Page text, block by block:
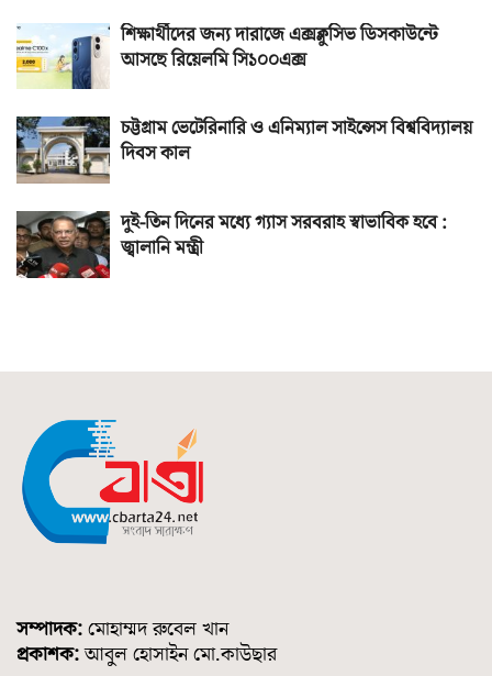
শিক্ষার্থীদের জন্য দারাজে এক্সক্লুসিভ ডিসকাউন্টে
আসছে রিয়েলমি সি১০০এক্স
চট্টগ্রাম ভেটেরিনারি ও এনিম্যাল সাইন্সেস বিশ্ববিদ্যালয়
দিবস কাল
দুই-তিন দিনের মধ্যে গ্যাস সরবরাহ স্বাভাবিক হবে :
জ্বালানি মন্ত্রী
সম্পাদক: মোহাম্মদ রুবেল খান
প্রকাশক:আবুল হোসাইন মো.কাউছার